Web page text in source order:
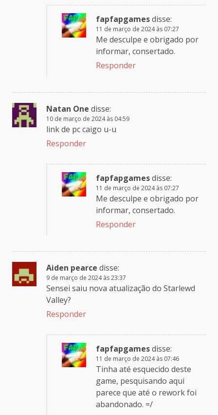
fapfapgamesdisse:
11 de março de 2024 às 07:27
Me desculpe e obrigado por
informar, consertado.
Responder
Natan One disse:
10 de março de 2024 às 04:59
link de pc caigo u-u
Responder
fapfapgamesdisse:
11 de março de 2024 às 07:27
Me desculpe e obrigado por
informar, consertado.
Responder
Aiden pearce disse:
9 de março de 2024 às 23:37
Sensei saiu nova atualização do Starlewd
Valley?
Responder
fapfapgamesdisse:
11 de março de 2024 às 07:46
Tinha até esquecido deste
game, pesquisando aqui
parece que até o rework foi
abandonado. =/